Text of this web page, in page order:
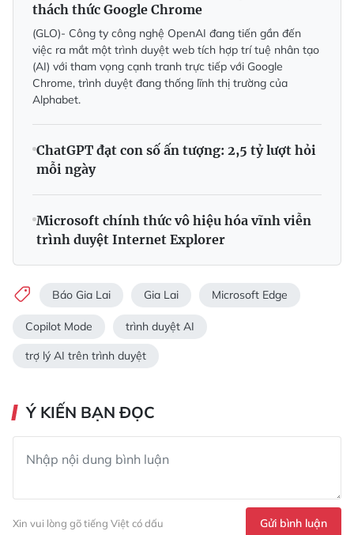
thách thức Google Chrome
(GLO)- Công ty công nghệ OpenAI đang tiến gần đến
việc ra mắt một trình duyệt web tích hợp trí tuệ nhân tạo
(AI) với tham vọng cạnh tranh trực tiếp với Google
Chrome, trình duyệt đang thống lĩnh thị trường của
Alphabet.
ChatGPT đạt con số ấn tượng: 2,5 tỷ lượt hỏi
mỗi ngày
Microsoft chính thức vô hiệu hóa vĩnh viễn
trình duyệt Internet Explorer
Báo Gia Lai Gia Lai Microsoft Edge
Copilot Mode trình duyệt AI
trợ lý AI trên trình duyệt
Ý KIẾN BẠN ĐỌC
Xin vui lòng gõ tiếng Việt có dấu Gửi bình luận